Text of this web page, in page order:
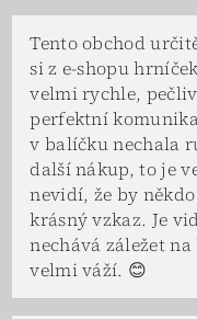
Tento obchod
si z e-shopu
velmi rychle,
perfektní
v balíčku nechala
další nákup, to je
nevidí, že by
krásný vzkaz. Je
nechává záležet
velmi váží. 😊